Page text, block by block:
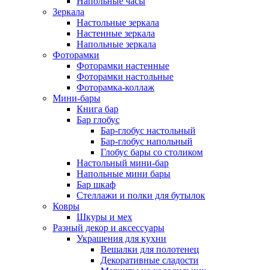
Зеркала
Настольные зеркала
Настенные зеркала
Напольные зеркала
Фоторамки
Фоторамки настенные
Фоторамки настольные
Фоторамка-коллаж
Мини-бары
Книга бар
Бар глобус
Бар-глобус настольный
Бар-глобус напольный
Глобус бары со столиком
Настольный мини-бар
Напольные мини бары
Бар шкаф
Стеллажи и полки для бутылок
Ковры
Шкуры и мех
Разный декор и аксессуары
Украшения для кухни
Вешалки для полотенец
Декоративные сладости